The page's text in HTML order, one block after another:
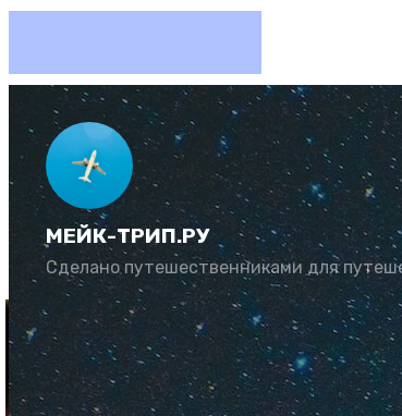
МЕЙК-ТРИП.РУ
Сделано путешественниками для
Как
Автор: